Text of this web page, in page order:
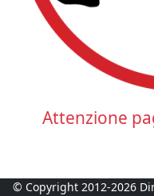
Attenzione
© Copyright 2012-2026